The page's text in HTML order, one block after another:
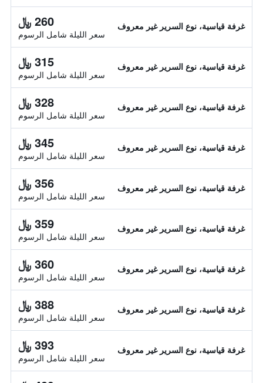
غرفة قياسية، نوع السرير غير معروف 260 ﷼
سعر الليلة شامل الرسوم
غرفة قياسية، نوع السرير غير معروف 315 ﷼
سعر الليلة شامل الرسوم
غرفة قياسية، نوع السرير غير معروف 328 ﷼
سعر الليلة شامل الرسوم
غرفة قياسية، نوع السرير غير معروف 345 ﷼
سعر الليلة شامل الرسوم
غرفة قياسية، نوع السرير غير معروف 356 ﷼
سعر الليلة شامل الرسوم
غرفة قياسية، نوع السرير غير معروف 359 ﷼
سعر الليلة شامل الرسوم
غرفة قياسية، نوع السرير غير معروف 360 ﷼
سعر الليلة شامل الرسوم
غرفة قياسية، نوع السرير غير معروف 388 ﷼
سعر الليلة شامل الرسوم
غرفة قياسية، نوع السرير غير معروف 393 ﷼
سعر الليلة شامل الرسوم